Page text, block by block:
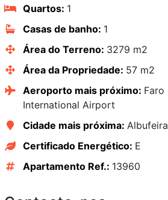
Quartos: 1
Casas de banho: 1
Área do Terreno: 3279 m2
Área da Propriedade: 57 m2
Aeroporto mais próximo: Faro
International Airport
Cidade mais próxima: Albufeira
Certificado Energético: E
Apartamento Ref.: 13960